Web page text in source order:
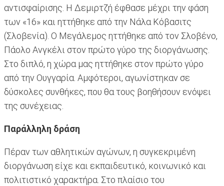
αντισφαίρισης. Η Δεμιρτζή έφθασε μέχρι την φάση
των «16» και ηττήθηκε από την Νάλα Κόβασιτς
(Σλοβενία). Ο Μεγάλεμος ηττήθηκε από τον Σλοβένο,
Πάολο Ανγκέλι στον πρώτο γύρο της διοργάνωσης.
Στο διπλό, η χώρα μας ηττήθηκε στον πρώτο γύρο
από την Ουγγαρία. Αμφότεροι, αγωνίστηκαν σε
δύσκολες συνθήκες, που θα τους βοηθήσουν ενόψει
της συνέχειας.
Παράλληλη δράση
Πέραν των αθλητικών αγώνων, η συγκεκριμένη
διοργάνωση είχε και εκπαιδευτικό, κοινωνικό και
πολιτιστικό χαρακτήρα. Στο πλαίσιο του